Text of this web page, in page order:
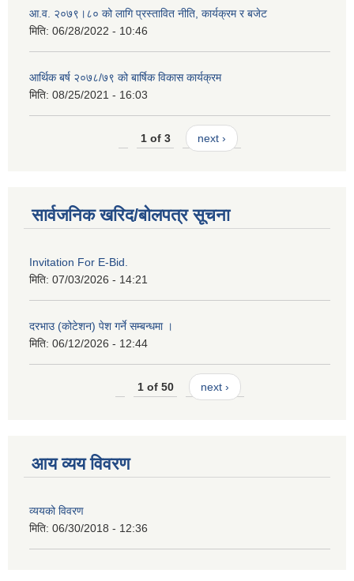
आ.व. २०७९।८० को लागि प्रस्तावित नीति, कार्यक्रम र बजेट
मिति: 06/28/2022 - 10:46
आर्थिक बर्ष २०७८/७९ को बार्षिक विकास कार्यक्रम
मिति: 08/25/2021 - 16:03
1 of 3 next ›
सार्वजनिक खरिद/बोलपत्र सूचना
Invitation For E-Bid.
मिति: 07/03/2026 - 14:21
दरभाउ (कोटेशन) पेश गर्ने सम्बन्धमा ।
मिति: 06/12/2026 - 12:44
1 of 50 next ›
आय व्यय विवरण
व्ययको विवरण
मिति: 06/30/2018 - 12:36